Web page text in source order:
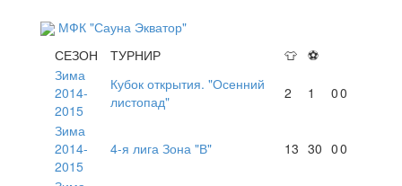
МФК "Сауна Экватор"
СЕЗОН
ТУРНИР 👕 ⚽
Зима
2014-
2015
Кубок открытия. "Осенний
листопад"
2 1 00
Зима
2014-
2015
4-я лига Зона "В" 13 30 00